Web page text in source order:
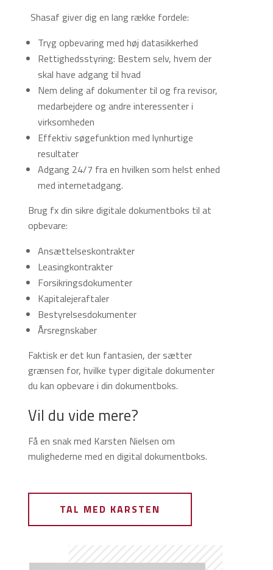
Shasaf giver dig en lang række fordele:
Tryg opbevaring med høj datasikkerhed
Rettighedsstyring: Bestem selv, hvem der
skal have adgang til hvad
Nem deling af dokumenter til og fra revisor,
medarbejdere og andre interessenter i
virksomheden
Effektiv søgefunktion med lynhurtige
resultater
Adgang 24/7 fra en hvilken som helst enhed
med internetadgang.
Brug fx din sikre digitale dokumentboks til at
opbevare:
Ansættelseskontrakter
Leasingkontrakter
Forsikringsdokumenter
Kapitalejeraftaler
Bestyrelsesdokumenter
Årsregnskaber
Faktisk er det kun fantasien, der sætter
grænsen for, hvilke typer digitale dokumenter
du kan opbevare i din dokumentboks.
Vil du vide mere?
Få en snak med Karsten Nielsen om
mulighederne med en digital dokumentboks.
TAL MED KARSTEN